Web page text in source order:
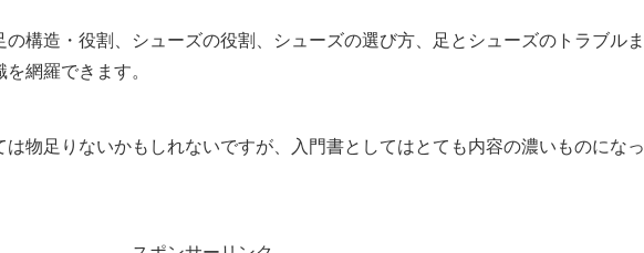
構造・役割、シューズの役割、シューズの選び方、足とシューズのトラブルま
網羅できます。
は物足りないかもしれないですが、入門書としてはとても内容の濃いものになっ